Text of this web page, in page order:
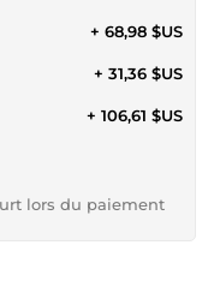
+ 68,98 $US
+ 31,36 $US
+ 106,61 $US
lors du paiement